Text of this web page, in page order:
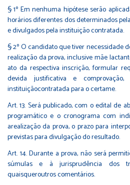
§ 1º Em nenhuma hipótese serão
horários diferentes dos determinados
e divulgados pela instituição contratada.
§ 2º O candidato que tiver necessidade
realização da prova, inclusive mãe
ato da respectiva inscrição, formular
devida justificativa e
instituiçãocontratada para o certame.
Art. 13. Será publicado, com o edital de
programático e o cronograma com
arealização da prova, o prazo para
previstas para divulgação do resultado.
Art. 14. Durante a prova, não será
súmulas e à jurisprudência dos
quaisqueroutros comentários.